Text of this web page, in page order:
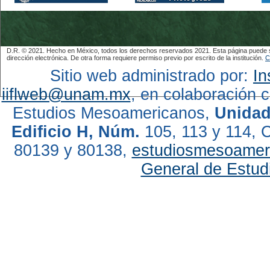
D.R. © 2021. Hecho en México, todos los derechos reservados 2021. Esta página
dirección electrónica. De otra forma requiere permiso previo por escrito de la institución.
Sitio web administrado por:
iiflweb@unam.mx, en colaboración
Estudios Mesoamericanos,
Edificio H, Núm. 105, 113 y 114,
80139 y 80138,
General de